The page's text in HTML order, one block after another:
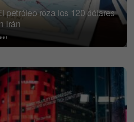
petróleo roza los 120 dólares
Irán